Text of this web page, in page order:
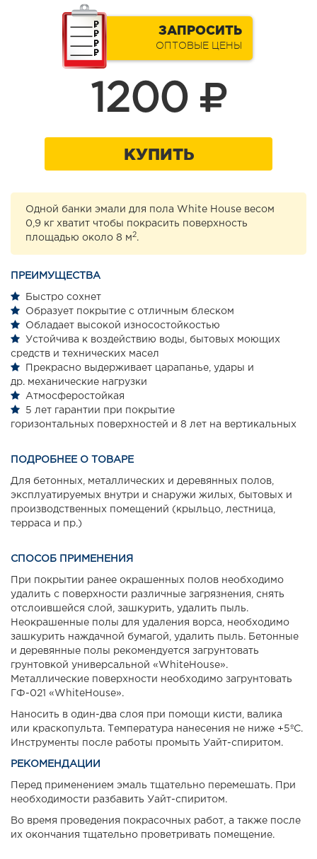
ЗАПРОСИТЬ
ОПТОВЫЕ ЦЕНЫ
1200
КУПИТЬ
Одной банки эмали для пола White House весом
0,9 кг хватит чтобы покрасить поверхность
площадью около 8 м 2.
ПРЕИМУЩЕСТВА
Быстро сохнет
Образует покрытие с отличным блеском
Обладает высокой износостойкостью
Устойчива к воздействию воды, бытовых моющих
средств и технических масел
Прекрасно выдерживает царапанье, удары и
др. механические нагрузки
Атмосферостойкая
5 лет гарантии при покрытие
горизонтальных поверхностей и 8 лет на вертикальных
ПОДРОБНЕЕ О ТОВАРЕ
Для бетонных, металлических и деревянных полов,
эксплуатируемых внутри и снаружи жилых, бытовых и
производственных помещений (крыльцо, лестница,
терраса и пр.)
СПОСОБ ПРИМЕНЕНИЯ
При покрытии ранее окрашенных полов необходимо
удалить с поверхности различные загрязнения, снять
отслоившейся слой, зашкурить, удалить пыль.
Неокрашенные полы для удаления ворса, необходимо
зашкурить наждачной бумагой, удалить пыль. Бетонные
и деревянные полы рекомендуется загрунтовать
грунтовкой универсальной «WhiteHouse».
Металлические поверхности необходимо загрунтовать
ГФ-021 «WhiteHouse».
Наносить в один-два слоя при помощи кисти, валика
или краскопульта. Температура нанесения не ниже +5ºС.
Инструменты после работы промыть Уайт-спиритом.
РЕКОМЕНДАЦИИ
Перед применением эмаль тщательно перемешать. При
необходимости разбавить Уайт-спиритом.
Во время проведения покрасочных работ, а также после
их окончания тщательно проветривать помещение.